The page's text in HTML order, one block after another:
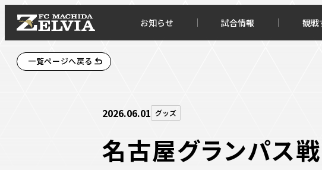
お知らせ 試合情報 観戦
一覧ページへ戻る
2026.06.01 グッズ
名古屋グランパス